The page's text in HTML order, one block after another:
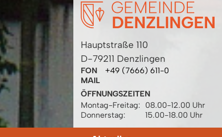
Hauptstraße 110
D-79211 Denzlingen
FON
+49 (7666) 611-0
MAIL
ÖFFNUNGSZEITEN
Montag-Freitag:
08.00-12.00 Uhr
Donnerstag:
15.00-18.00 Uhr